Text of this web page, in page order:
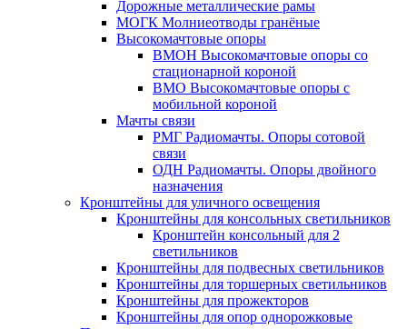
Дорожные металлические рамы
МОГК Молниеотводы гранёные
Высокомачтовые опоры
ВМОН Высокомачтовые опоры со
стационарной короной
ВМО Высокомачтовые опоры с
мобильной короной
Мачты связи
РМГ Радиомачты. Опоры сотовoй
связи
ОДН Радиомачты. Опоры двойного
назначения
Кронштейны для уличного освещения
Кронштейны для консольных светильников
Кронштейн консольный для 2
светильников
Кронштейны для подвесных светильников
Кронштейны для торшерных светильников
Кронштейны для прожекторов
Кронштейны для опор однорожковые